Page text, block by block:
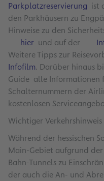
Parkplatzreservierung ist
den Parkhäusern zu
Hinweise zu den
hier und auf der
Weitere Tipps zur
Infofilm. Darüber hinaus
Guide alle Informationen
Schalternummern der
kostenlosen
Wichtiger
Während der hessischen
Main-Gebiet aufgrund
Bahn-Tunnels zu
der auch die An- und